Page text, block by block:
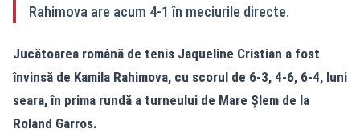
Rahimova are acum 4-1 în meciurile directe.
Jucătoarea română de tenis Jaqueline Cristian a fost
învinsă de Kamila Rahimova, cu scorul de 6-3, 4-6, 6-4, luni
seara, în prima rundă a turneului de Mare Șlem de la
Roland Garros.